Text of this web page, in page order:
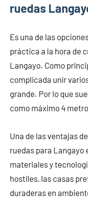
ruedas
Es una de las
práctica a la hora de
Langayo. Como
complicada unir
grande. Por lo que
como máximo 4
Una de las ventajas
ruedas para Langayo
materiales y
hostiles, las casas
duraderas en